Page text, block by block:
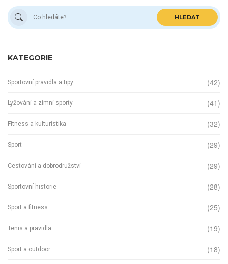
HLEDAT
KATEGORIE
Sportovní pravidla a tipy (42)
Lyžování a zimní sporty (41)
Fitness a kulturistika (32)
Sport (29)
Cestování a dobrodružství (29)
Sportovní historie (28)
Sport a fitness (25)
Tenis a pravidla (19)
Sport a outdoor (18)